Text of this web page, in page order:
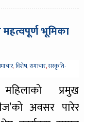
महत्वपूर्ण भूमिका
,विशेष,समाचार,सस्कृति-
प्रमुख
अवसर पारेर